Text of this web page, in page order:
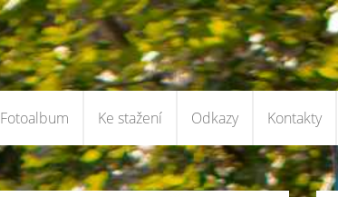
Fotoalbum Ke stažení Odkazy Kontakty